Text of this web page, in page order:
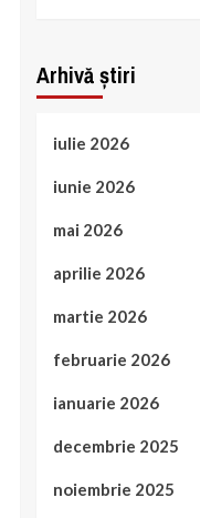
Arhivă știri
iulie 2026
iunie 2026
mai 2026
aprilie 2026
martie 2026
februarie 2026
ianuarie 2026
decembrie 2025
noiembrie 2025